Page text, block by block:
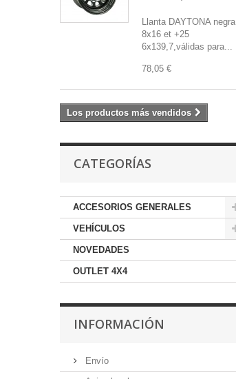
Llanta DAYTONA negra
8x16 et +25
6x139,7,válidas para...
78,05 €
Los productos más vendidos
CATEGORÍAS
ACCESORIOS GENERALES
VEHÍCULOS
NOVEDADES
OUTLET 4X4
INFORMACIÓN
Envío